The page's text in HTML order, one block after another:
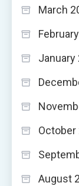
March
January
October
August